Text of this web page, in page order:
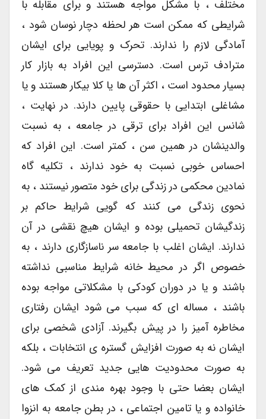
مختلف ، با مشکل مواجه هستند و برای مقابله با
شرایطی که ممکن است هر لحظه دچار نوسان شود ،
آمادگی لازم را ندارند. تحرک و پویایی برای ایشان
مترادف ترس است. دسترسی این افراد به بازار کار
بسیار محدود است ، اکثر آن ها یا کلا بیکار هستند و یا
مشاغلی ابتدایی با حقوقی پایین دارند. در نهایت ،
شانس این افراد برای ترقی در جامعه ، به نسبت
والدینشان در همین سن ، کمتر است. این افراد که
احساس خوبی نسبت به خود ندارند ، تکلیه گاه
نمادین محکمی در زندگی برای خود متصور نیستند ، به
نحوی زندگی می کنند که گویی شرایط حاکم بر
زندگیشان تحمیلی بوده و ایشان هیچ نقشی در آن
ندارند. ایشان اغلب با جامعه سر ناسازگاری دارند ، به
خصوص اگر در محیط خانه شرایط مناسبی نداشته
باشند و یا در دوران کودکی با مشکلاتی مواجه بوده
باشند ، مساله ای که سبب می شود ایشان رفتاری
مخاطره آمیز را در پیش بگیرند. آزادی شخصی برای
ایشان نه به صورت افزایش گستره ی انتخابات ، بلکه
به صورت محدودیت هایی جدید تعریف می شود.
ایشان بعضا حتی با وجود بهره مندی از کمک های
خانواده و یا تامین اجتماعی ، در بطن جامعه به انزوا